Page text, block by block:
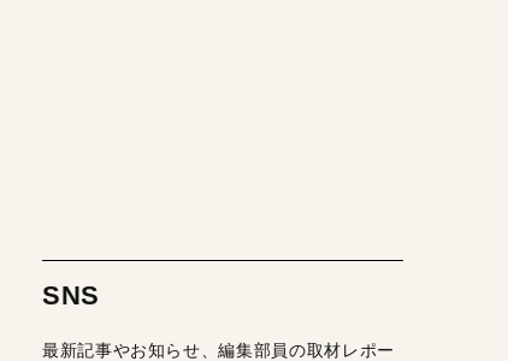
SNS
最新記事やお知らせ、編集部員の取材レポー